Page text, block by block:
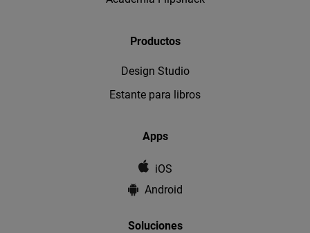
Productos
Design Studio
Estante para libros
Apps
iOS
Android
Soluciones